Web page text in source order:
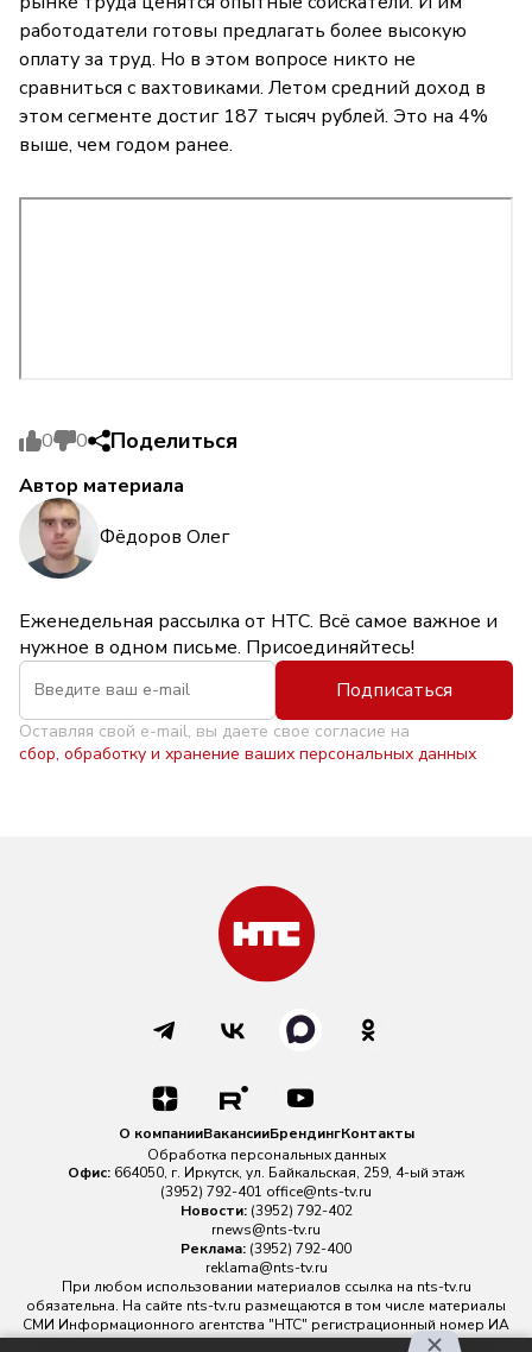
работодатели готовы предлагать более высокую
оплату за труд. Но в этом вопросе никто не
сравниться с вахтовиками. Летом средний доход в
этом сегменте достиг 187 тысяч рублей. Это на 4%
выше, чем годом ранее.
0 0 Поделиться
Автор материала
Фёдоров Олег
Еженедельная рассылка от НТС. Всё самое важное и
нужное в одном письме. Присоединяйтесь!
Подписаться
Оставляя свой e-mail, вы даете свое согласие на
сбор, обработку и хранение ваших персональных данных
О компанииВакансииБрендингКонтакты
Обработка персональных данных
Офис: 664050, г. Иркутск, ул. Байкальская, 259, 4-ый этаж
(3952) 792-401 office@nts-tv.ru
Новости: (3952) 792-402
rnews@nts-tv.ru
Реклама: (3952) 792-400
reklama@nts-tv.ru
При любом использовании материалов ссылка на nts-tv.ru
обязательна. На сайте nts-tv.ru размещаются в том числе материалы
СМИ Информационного агентства "НТС" регистрационный номер ИА
№ ФС 77 - 88763 зарегистрировано Федеральной службой по